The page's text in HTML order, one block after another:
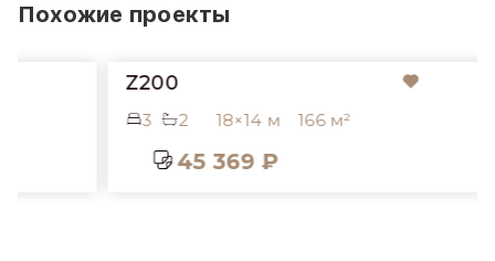
Похожие проекты
Z200
2 18×14 м 166 м²
45 369 ₽